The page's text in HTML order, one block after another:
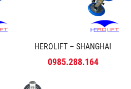
HEROLIFT – SHANGHAI
0985.288.164